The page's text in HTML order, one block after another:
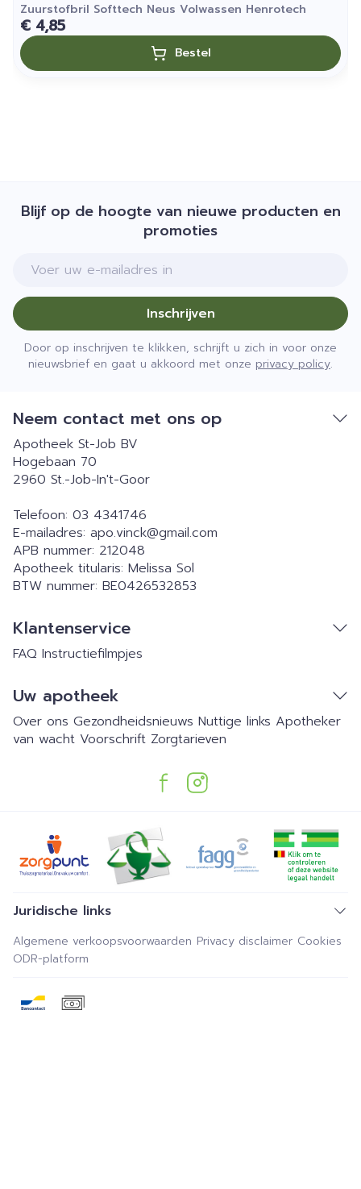
Zuurstofbril Softtech Neus Volwassen Henrotech
€ 4,85
Bestel
Blijf op de hoogte van nieuwe producten en
promoties
E-mail adres
Inschrijven
Door op inschrijven te klikken, schrijft u zich in voor onze
nieuwsbrief en gaat u akkoord met onze privacy policy.
Neem contact met ons op
Apotheek St-Job BV
Hogebaan 70
2960 St.-Job-In't-Goor
Telefoon: 03 4341746
E-mailadres: apo.vinck@gmail.com
APB nummer: 212048
Apotheek titularis: Melissa Sol
BTW nummer: BE0426532853
Klantenservice
FAQ Instructiefilmpjes
Uw apotheek
Over ons Gezondheidsnieuws Nuttige links Apotheker
van wacht Voorschrift Zorgtarieven
Juridische links
Algemene verkoopsvoorwaarden Privacy disclaimer Cookies
ODR-platform